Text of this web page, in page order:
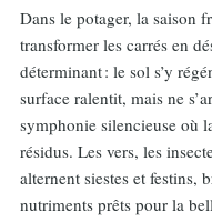
Dans le potager, la saison
transformer les carrés en
déterminant : le sol s’y
surface ralentit, mais ne
symphonie silencieuse où
résidus. Les vers, les
alternent siestes et festins,
nutriments prêts pour la